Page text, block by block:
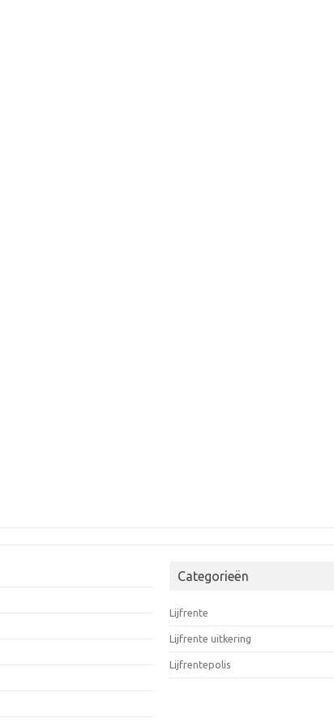
Categorieën
Lijfrente
Lijfrente uitkering
Lijfrentepolis